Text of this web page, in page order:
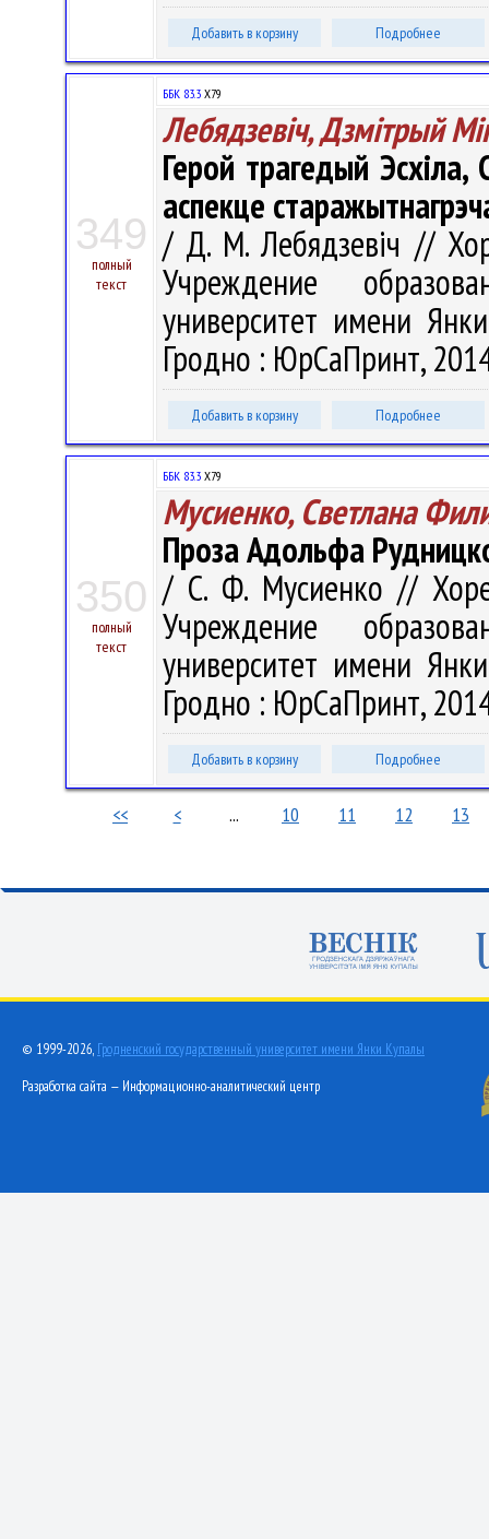
Добавить в корзину Подробнее
349
полный
текст
ББК 83.3 Х79
Лебядзевіч, Дзмітрый
Герой трагедый
аспекце
/ Д. М. Лебядзевіч //
Учреждение
университет имени
Гродно : ЮрСаПринт,
Добавить в корзину Подробнее
350
полный
текст
ББК 83.3 Х79
Мусиенко, Светлана
Проза Адольфа
/ С. Ф. Мусиенко //
Учреждение
университет имени
Гродно : ЮрСаПринт,
Добавить в корзину Подробнее
<< < ... 10 11 12 13
© 1999-2026, Гродненский государственный университет имени Янки Купалы
Разработка сайта — Информационно-аналитический центр